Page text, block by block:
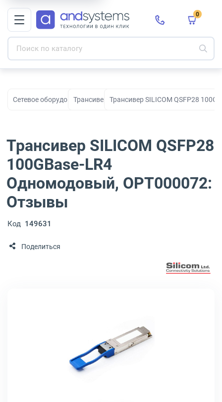
0
Сетевое оборудованиеТрансиверыТрансивер SILICOM QSFP28
Трансивер SILICOM QSFP28
100GBase-LR4
Одномодовый, OPT000072:
Отзывы
Код 149631
Поделиться